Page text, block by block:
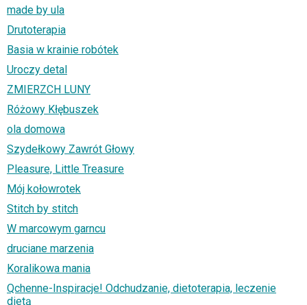
made by ula
Drutoterapia
Basia w krainie robótek
Uroczy detal
ZMIERZCH LUNY
Różowy Kłębuszek
ola domowa
Szydełkowy Zawrót Głowy
Pleasure, Little Treasure
Mój kołowrotek
Stitch by stitch
W marcowym garncu
druciane marzenia
Koralikowa mania
Qchenne-Inspiracje! Odchudzanie, dietoterapia, leczenie
dietą